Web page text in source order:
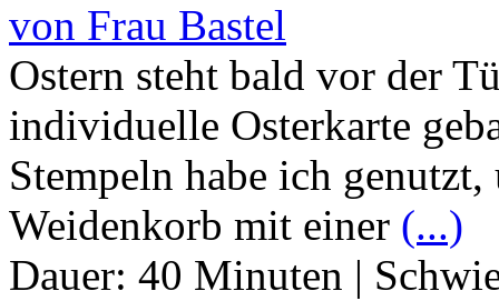
von Frau Bastel
Ostern steht bald vor der
individuelle Osterkarte
Stempeln habe ich
Weidenkorb mit einer (...)
Dauer: 40 Minuten |